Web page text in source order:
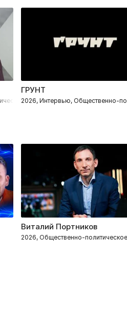
ГРУНТ
2026, Интервью, Общественно-
Виталий Портников
2026, Общественно-политическое